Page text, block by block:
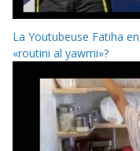
La Youtubeuse Fatiha
«routini al yawmi»?